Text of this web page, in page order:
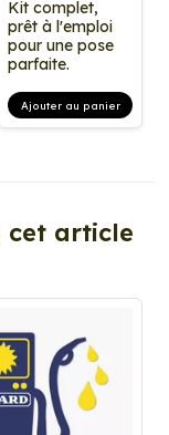
Kit complet,
prêt à l'emploi
pour une pose
parfaite.
Ajouter au panier
cet article